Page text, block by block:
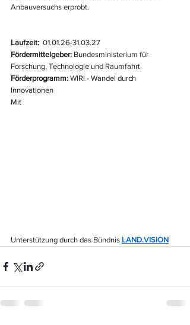
Anbauversuchs erprobt.
Laufzeit: 01.01.26-31.03.27
Fördermittelgeber: Bundesministerium für
Forschung, Technologie und Raumfahrt
Förderprogramm: WIR! - Wandel durch
Innovationen
Mit
Unterstützung durch das Bündnis LAND.VISION